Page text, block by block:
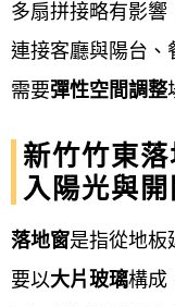
廠商依據合約
割、組裝等
現場安裝施工
拆除舊窗
除。
多扇拼接略有影響
連接客廳與陽台、
需要彈性空間調整
新竹竹東
入陽光與
落地窗是指從地板
要以大片玻璃構成